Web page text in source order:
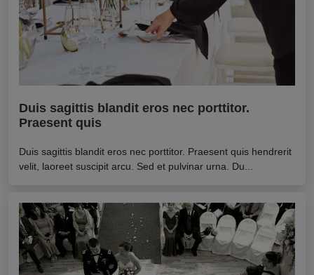
Duis sagittis blandit eros nec porttitor.
Praesent quis
Duis sagittis blandit eros nec porttitor. Praesent quis hendrerit
velit, laoreet suscipit arcu. Sed et pulvinar urna. Du...